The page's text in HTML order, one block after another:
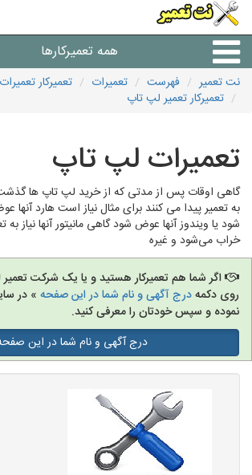
همه تعمیرکارها
شرکت های تعمیرات لوازم
نت تعمیر فهرست تعمیرات
تعمیرکار
تعمیرکار تعمیر لپ تاپ
تعمیرات لپ تاپ
گاهی اوقات پس از مدتی که از خرید لپ تاپ ها
به تعمیر پیدا می کنند برای مثال نیاز است هارد
شود یا ویندوز آنها عوض شود گاهی مانیتور آنها نیاز به
خراب می‌شود و غیره
اگر شما هم تعمیرکار هستید و یا یک شرکت تعمیر
روی دکمهدرج آگهی و نام شما در این صفحه » در
نموده و سپس خودتان را معرفی کنید.
درج آگهی و نام شما در این